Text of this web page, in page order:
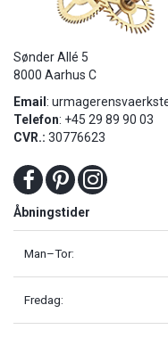
Sønder Allé 5
8000 Aarhus C
Email :
Telefon: +45 29 89 90 03
CVR.: 30776623
Åbningstider
Man–Tor:
Fredag: